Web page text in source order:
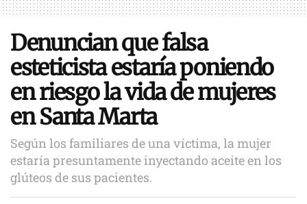
Denuncian que falsa
esteticista estaría poniendo
en riesgo la vida de mujeres
en Santa Marta
Según los familiares de una víctima, la mujer
estaría presuntamente inyectando aceite en los
glúteos de sus pacientes.